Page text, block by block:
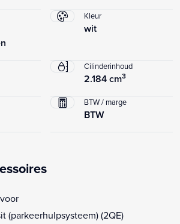
Kleur
wit
Cilinderinhoud
2.184 cm3
BTW / marge
BTW
(parkeerhulpsysteem) (2QE)